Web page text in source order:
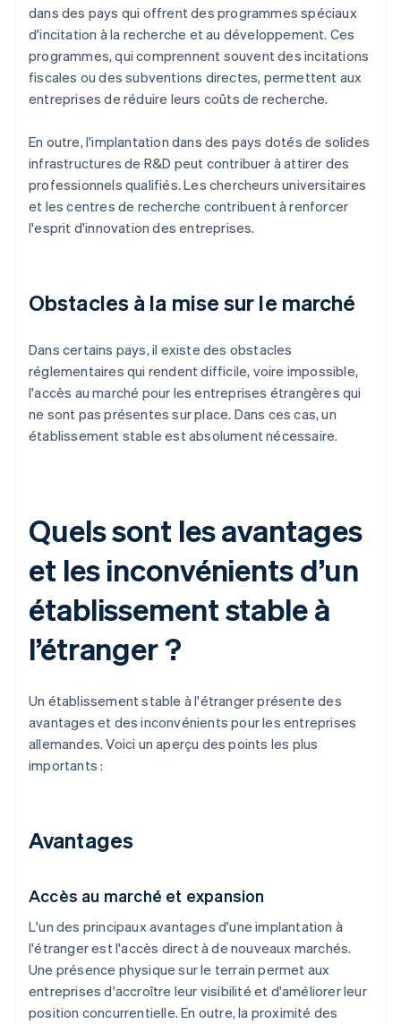
dans des pays qui offrent des programmes spéciaux
d'incitation à la recherche et au développement. Ces
programmes, qui comprennent souvent des incitations
fiscales ou des subventions directes, permettent aux
entreprises de réduire leurs coûts de recherche.
En outre, l'implantation dans des pays dotés de solides
infrastructures de R&D peut contribuer à attirer des
professionnels qualifiés. Les chercheurs universitaires
et les centres de recherche contribuent à renforcer
l'esprit d'innovation des entreprises.
Obstacles à la mise sur le marché
Dans certains pays, il existe des obstacles
réglementaires qui rendent difficile, voire impossible,
l'accès au marché pour les entreprises étrangères qui
ne sont pas présentes sur place. Dans ces cas, un
établissement stable est absolument nécessaire.
Quels sont les avantages
et les inconvénients d’un
établissement stable à
l’étranger ?
Un établissement stable à l'étranger présente des
avantages et des inconvénients pour les entreprises
allemandes. Voici un aperçu des points les plus
importants :
Avantages
Accès au marché et expansion
L'un des principaux avantages d'une implantation à
l'étranger est l'accès direct à de nouveaux marchés.
Une présence physique sur le terrain permet aux
entreprises d'accroître leur visibilité et d'améliorer leur
position concurrentielle. En outre, la proximité des